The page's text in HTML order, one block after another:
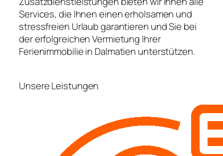
Services, die Ihnen einen erholsamen und
stressfreien Urlaub garantieren und Sie bei
der erfolgreichen Vermietung Ihrer
Ferienimmobilie in Dalmatien unterstützen.
Unsere Leistungen